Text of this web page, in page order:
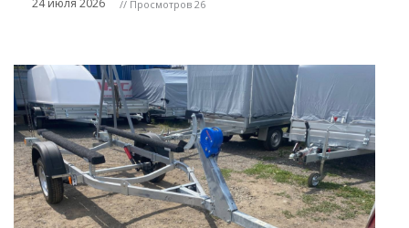
24 июля 2026 // Просмотров 26